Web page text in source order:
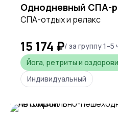
СПА-отдых и релакс
15 174 ₽/ за группу 1–5
Йога, ретриты и
Индивидуальный